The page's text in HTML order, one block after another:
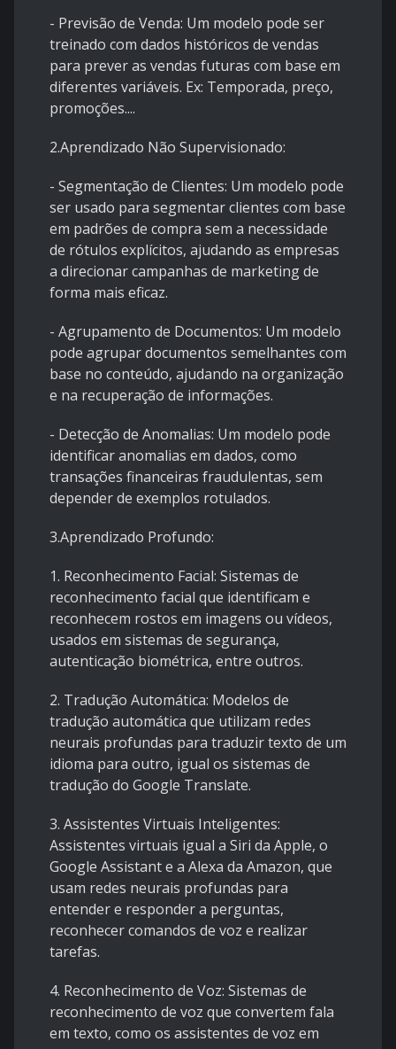
- Previsão de Venda: Um modelo pode ser
treinado com dados históricos de vendas
para prever as vendas futuras com base em
diferentes variáveis. Ex: Temporada, preço,
promoções....
2.Aprendizado Não Supervisionado:
- Segmentação de Clientes: Um modelo pode
ser usado para segmentar clientes com base
em padrões de compra sem a necessidade
de rótulos explícitos, ajudando as empresas
a direcionar campanhas de marketing de
forma mais eficaz.
- Agrupamento de Documentos: Um modelo
pode agrupar documentos semelhantes com
base no conteúdo, ajudando na organização
e na recuperação de informações.
- Detecção de Anomalias: Um modelo pode
identificar anomalias em dados, como
transações financeiras fraudulentas, sem
depender de exemplos rotulados.
3.Aprendizado Profundo:
1. Reconhecimento Facial: Sistemas de
reconhecimento facial que identificam e
reconhecem rostos em imagens ou vídeos,
usados em sistemas de segurança,
autenticação biométrica, entre outros.
2. Tradução Automática: Modelos de
tradução automática que utilizam redes
neurais profundas para traduzir texto de um
idioma para outro, igual os sistemas de
tradução do Google Translate.
3. Assistentes Virtuais Inteligentes:
Assistentes virtuais igual a Siri da Apple, o
Google Assistant e a Alexa da Amazon, que
usam redes neurais profundas para
entender e responder a perguntas,
reconhecer comandos de voz e realizar
tarefas.
4. Reconhecimento de Voz: Sistemas de
reconhecimento de voz que convertem fala
em texto, como os assistentes de voz em